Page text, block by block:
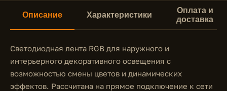
Описание Характеристики
Оплата и
доставка
Светодиодная лента RGB для наружного и
интерьерного декоративного освещения с
возможностью смены цветов и динамических
эффектов. Рассчитана на прямое подключение к сети